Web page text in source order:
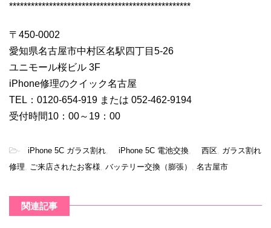
**************************************************
〒450-0002
愛知県名古屋市中村区名駅四丁目5-26
ユニモール桜ビル 3F
iPhone修理のクイック名古屋
TEL：0120-654-919 または 052-462-9194
受付時間10：00～19：00
- iPhone 5C ガラス割れ iPhone 5C 電池交換 西区 ガラス割れ
修理
ご来店されたお客様 バッテリー交換（膨張） 名古屋市
関連記事